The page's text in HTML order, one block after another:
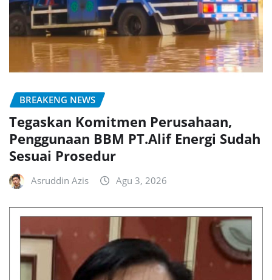
BREAKENG NEWS
Tegaskan Komitmen Perusahaan,
Penggunaan BBM PT.Alif Energi Sudah
Sesuai Prosedur
Asruddin Azis Agu 3, 2026